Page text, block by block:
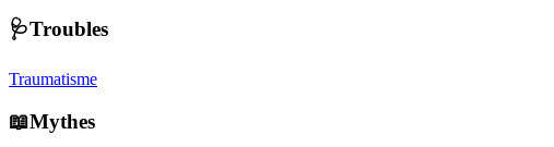
🩺Troubles
Traumatisme
📖Mythes